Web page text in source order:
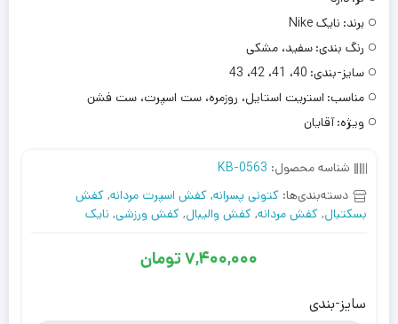
برند: نایک Nike
رنگ بندی: سفید، مشکی
سایز-بندی: 40، 41، 42، 43
مناسب: استریت استایل، روزمره، ست اسپرت، ست فشن
ویژه: آقایان
شناسه محصول: KB-0563
دسته‌بندی‌ها: کتونی پسرانه, کفش اسپرت مردانه, کفش
بسکتبال, کفش مردانه, کفش والیبال, کفش ورزشی, نایک
7,400,000تومان
سایز-بندی